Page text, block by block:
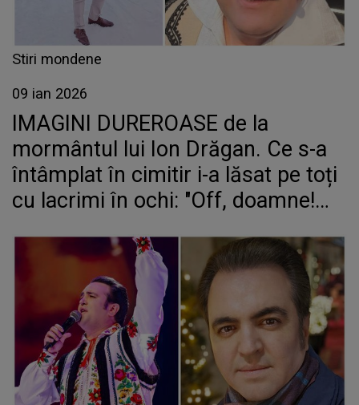
Stiri mondene
09 ian 2026
IMAGINI DUREROASE de la
mormântul lui Ion Drăgan. Ce s-a
întâmplat în cimitir i-a lăsat pe toți
cu lacrimi în ochi: "Off, doamne!
greu de privit